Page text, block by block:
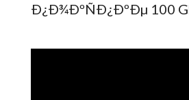
Ð¿Ð¾ÐºÑÐ¿ÐºÐµ 100